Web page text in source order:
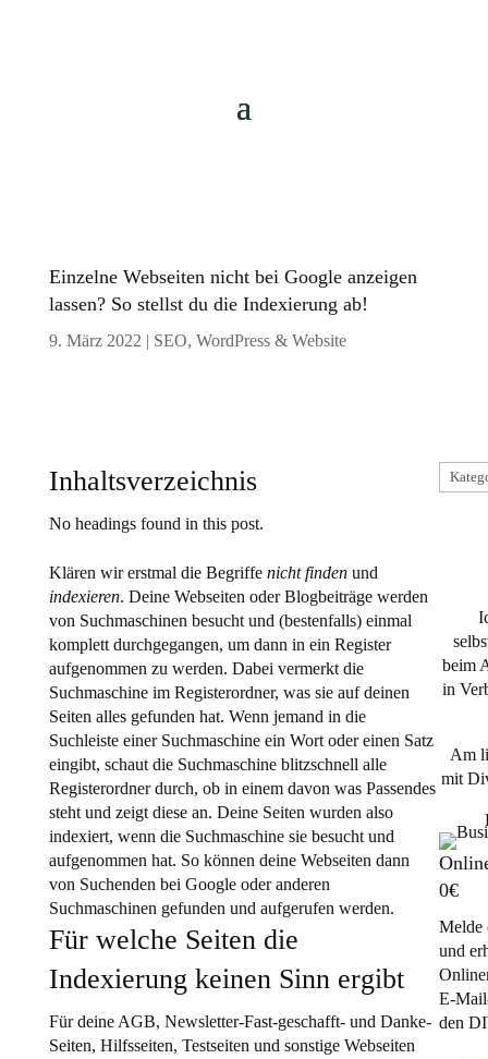
Einzelne Webseiten nicht bei Google anzeigen
lassen? So stellst du die Indexierung ab!
9. März 2022 | SEO, WordPress & Website
Inhaltsverzeichnis
No headings found in this post.
Klären wir erstmal die Begriffe nicht findenund
indexieren. Deine Webseiten oder Blogbeiträge werden
von Suchmaschinen besucht und (bestenfalls) einmal
komplett durchgegangen, um dann in ein Register
aufgenommen zu werden. Dabei vermerkt die
Suchmaschine im Registerordner, was sie auf deinen
Seiten alles gefunden hat. Wenn jemand in die
Suchleiste einer Suchmaschine ein Wort oder einen Satz
eingibt, schaut die Suchmaschine blitzschnell alle
Registerordner durch, ob in einem davon was Passendes
steht und zeigt diese an. Deine Seiten wurden also
indexiert, wenn die Suchmaschine sie besucht und
aufgenommen hat. So können deine Webseiten dann
von Suchenden bei Google oder anderen
Suchmaschinen gefunden und aufgerufen werden.
Für welche Seiten die
Indexierung keinen Sinn ergibt
Für deine AGB, Newsletter-Fast-geschafft- und Danke-
Seiten, Hilfsseiten, Testseiten und sonstige Webseiten
beim
in
Am
mit
0€
Melde
und
E-
den